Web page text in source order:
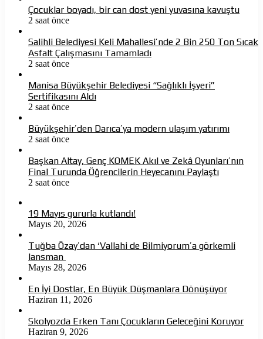
Çocuklar boyadı, bir can dost yeni yuvasına kavuştu
2 saat önce
Salihli Belediyesi Keli Mahallesi’nde 2 Bin 250 Ton Sıcak
Asfalt Çalışmasını Tamamladı
2 saat önce
Manisa Büyükşehir Belediyesi “Sağlıklı İşyeri”
Sertifikasını Aldı
2 saat önce
Büyükşehir’den Darıca’ya modern ulaşım yatırımı
2 saat önce
Başkan Altay, Genç KOMEK Akıl ve Zekâ Oyunları’nın
Final Turunda Öğrencilerin Heyecanını Paylaştı
2 saat önce
19 Mayıs gururla kutlandı!
Mayıs 20, 2026
Tuğba Özay’dan ‘Vallahi de Bilmiyorum’a görkemli
lansman
Mayıs 28, 2026
En İyi Dostlar, En Büyük Düşmanlara Dönüşüyor
Haziran 11, 2026
Skolyozda Erken Tanı Çocukların Geleceğini Koruyor
Haziran 9, 2026